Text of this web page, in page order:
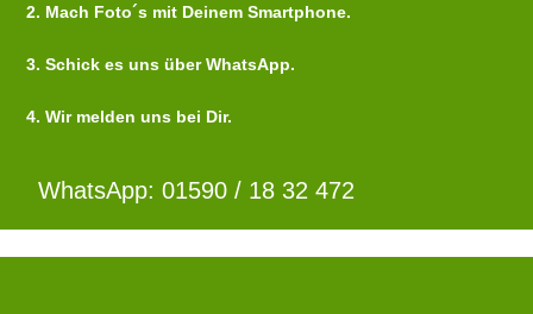
2. Mach Foto´s mit Deinem Smartphone.
3. Schick es uns über WhatsApp.
4. Wir melden uns bei Dir.
WhatsApp: 01590 / 18 32 472